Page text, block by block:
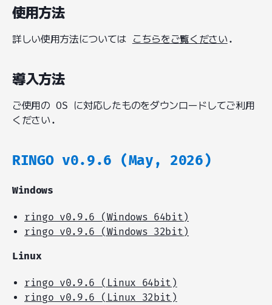
使用方法
詳しい使用方法については こちらをご覧ください.
導入方法
ご使用の OS に対応したものをダウンロードしてご利用
ください.
RINGO v0.9.6 (May, 2026)
Windows
ringo v0.9.6 (Windows 64bit)
ringo v0.9.6 (Windows 32bit)
Linux
ringo v0.9.6 (Linux 64bit)
ringo v0.9.6 (Linux 32bit)